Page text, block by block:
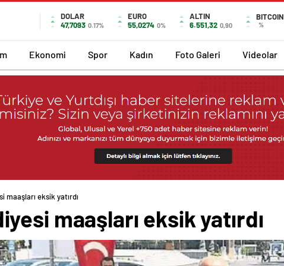
DOLAR
47,7093 0.17%
EURO
55,0274 0%
ALTIN
6.551,32 0,90
BITCOIN
%
Ekonomi Spor Kadın Foto Galeri Videolar
maaşları eksik yatırdı
maaşları eksik yatırdı